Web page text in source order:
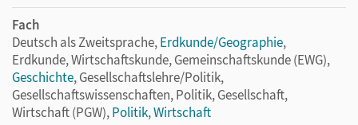
Fach
Deutsch als Zweitsprache,Erdkunde/Geographie,
Erdkunde, Wirtschaftskunde, Gemeinschaftskunde (EWG),
Geschichte, Gesellschaftslehre/Politik,
Gesellschaftswissenschaften, Politik, Gesellschaft,
Wirtschaft (PGW),Politik, Wirtschaft